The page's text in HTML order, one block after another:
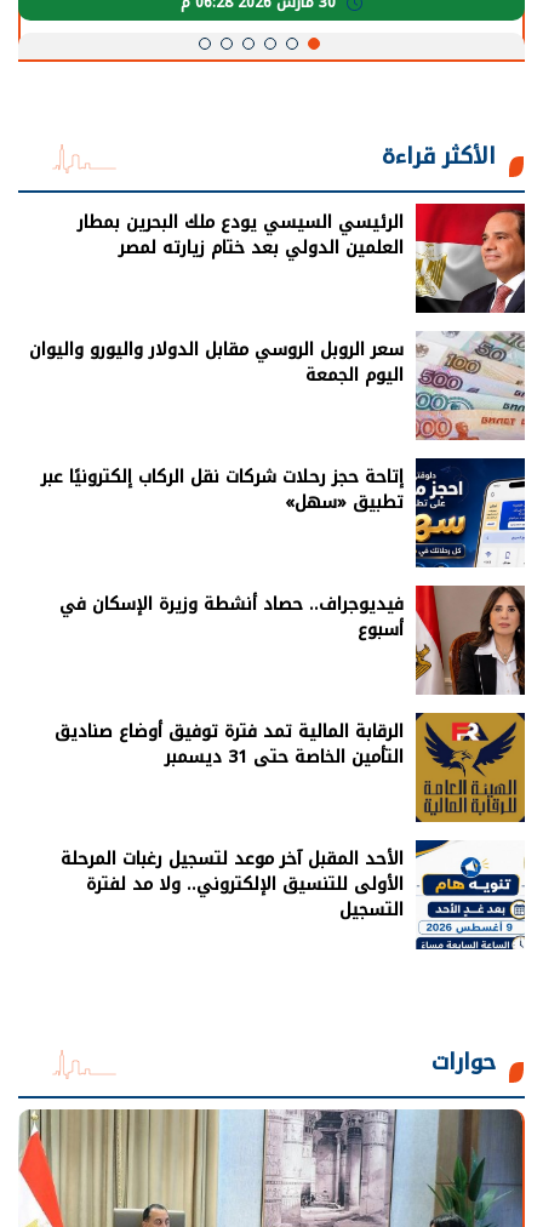
الأكثر قراءة
الرئيسي السيسي يودع ملك البحرين بمطار
العلمين الدولي بعد ختام زيارته لمصر
سعر الروبل الروسي مقابل الدولار واليورو واليوان
اليوم الجمعة
إتاحة حجز رحلات شركات نقل الركاب إلكترونيًا عبر
تطبيق «سهل»
فيديوجراف.. حصاد أنشطة وزيرة الإسكان في
أسبوع
الرقابة المالية تمد فترة توفيق أوضاع صناديق
التأمين الخاصة حتى 31 ديسمبر
الأحد المقبل آخر موعد لتسجيل رغبات المرحلة
الأولى للتنسيق الإلكتروني.. ولا مد لفترة
التسجيل
حوارات